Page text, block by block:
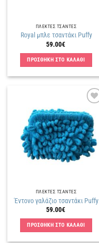
ΠΛΕΚΤΕΣ ΤΣΑΝΤΕΣ
Royal μπλε τσαντάκι Puffy
59.00€
ΠΡΟΣΘΗΚΗ ΣΤΟ ΚΑΛΑΘΙ
Πρόσθήκη
στην
λίστα
επιθυμιών
ΠΛΕΚΤΕΣ ΤΣΑΝΤΕΣ
Έντονο γαλάζιο τσαντάκι Puffy
59.00€
ΠΡΟΣΘΗΚΗ ΣΤΟ ΚΑΛΑΘΙ